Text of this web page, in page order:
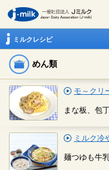
ミルクレシピ
めん類
モ～クリ
まな板、包
ミルク冷
麺つゆも牛